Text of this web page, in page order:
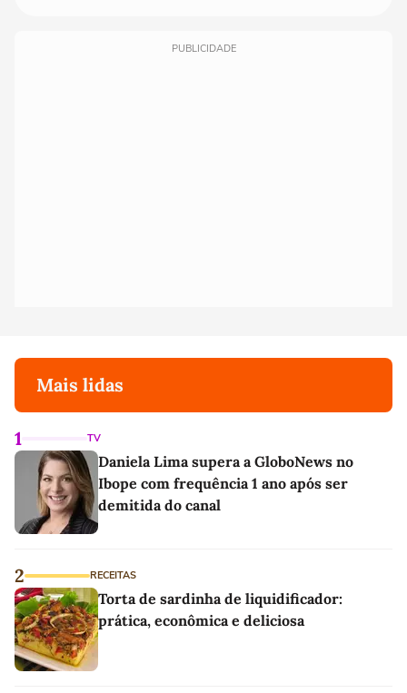
PUBLICIDADE
Mais lidas
1 TV
Daniela Lima supera a GloboNews no
Ibope com frequência 1 ano após ser
demitida do canal
2 RECEITAS
Torta de sardinha de liquidificador:
prática, econômica e deliciosa